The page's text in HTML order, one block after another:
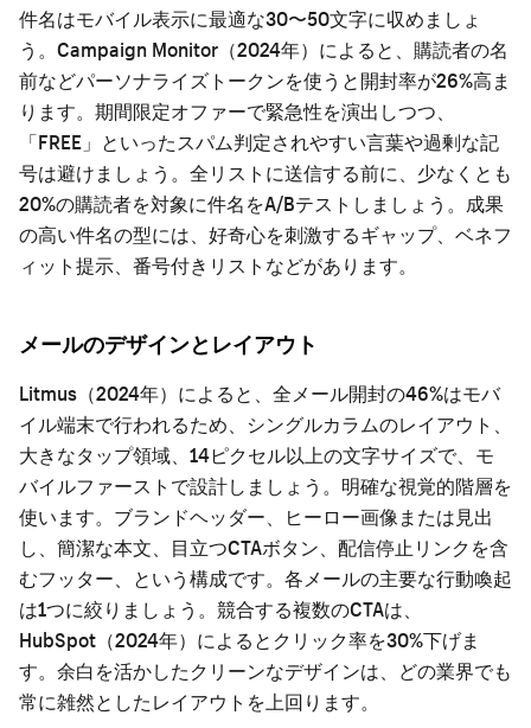
件名はモバイル表示に最適な30〜50文字に収めましょ
う。Campaign Monitor（2024年）によると、購読者の名
前などパーソナライズトークンを使うと開封率が26%高ま
ります。期間限定オファーで緊急性を演出しつつ、
「FREE」といったスパム判定されやすい言葉や過剰な記
号は避けましょう。全リストに送信する前に、少なくとも
20%の購読者を対象に件名をA/Bテストしましょう。成果
の高い件名の型には、好奇心を刺激するギャップ、ベネフ
ィット提示、番号付きリストなどがあります。
メールのデザインとレイアウト
Litmus（2024年）によると、全メール開封の46%はモバ
イル端末で行われるため、シングルカラムのレイアウト、
大きなタップ領域、14ピクセル以上の文字サイズで、モ
バイルファーストで設計しましょう。明確な視覚的階層を
使います。ブランドヘッダー、ヒーロー画像または見出
し、簡潔な本文、目立つCTAボタン、配信停止リンクを含
むフッター、という構成です。各メールの主要な行動喚起
は1つに絞りましょう。競合する複数のCTAは、
HubSpot（2024年）によるとクリック率を30%下げま
す。余白を活かしたクリーンなデザインは、どの業界でも
常に雑然としたレイアウトを上回ります。